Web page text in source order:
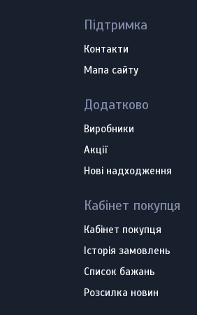
Підтримка
Контакти
Мапа сайту
Додатково
Виробники
Акції
Нові надходження
Кабінет покупця
Кабінет покупця
Історія замовлень
Список бажань
Розсилка новин